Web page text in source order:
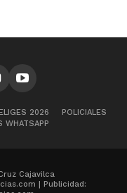
2026
POLICIALES
WHATSAPP
Cajavilca
| Publicidad: